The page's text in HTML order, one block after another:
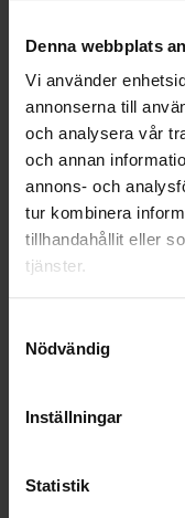
Denna webbplats
Vi använder
annonserna till
och analysera vår
och annan
annons- och
tur kombinera
tillhandahållit eller
tjänster.
Nödvändig
Inställningar
Statistik
OHLSSONSKOLLEGOR
RENHÅLLNING
SAMARBETEN
SOCIALT ANSVAR
VELLINGE